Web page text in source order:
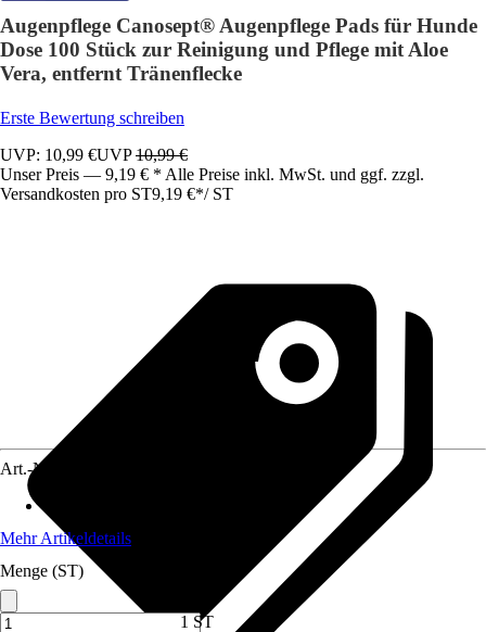
Augenpflege Canosept® Augenpflege Pads für Hunde
Dose 100 Stück zur Reinigung und Pflege mit Aloe
Vera, entfernt Tränenflecke
Erste Bewertung schreiben
UVP: 10,99 €UVP10,99 €
Unser Preis — 9,19 € * Alle Preise inkl. MwSt. und ggf. zzgl.
Versandkosten pro ST9,19 €*/ ST
Art.-Nr.
Mehr Artikeldetails
Menge (ST)
1 ST